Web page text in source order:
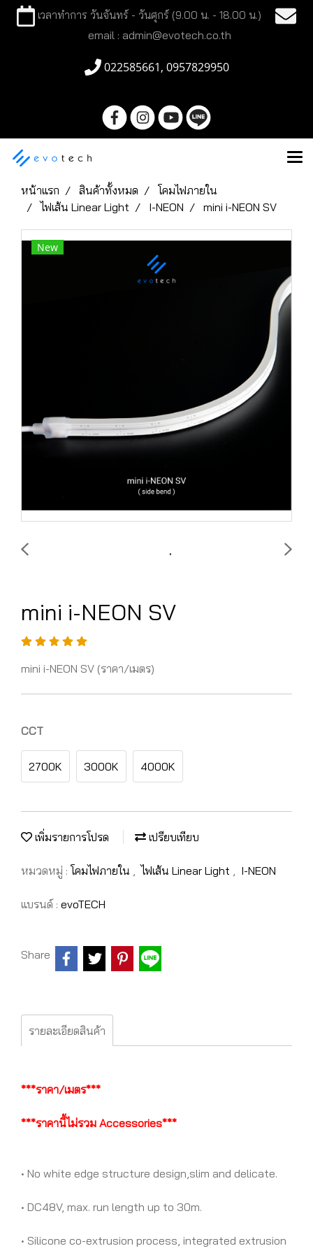
เวลาทำการ วันจันทร์ - วันศุกร์ (9.00 น. - 18.00 น.)
email : admin@evotech.co.th
022585661, 0957829950
หน้าแรก สินค้าทั้งหมด
โคมไฟภายใน
ไฟเส้น Linear Light
I-NEON mini i-NEON SV
New
mini i-NEON SV
mini i-NEON SV (ราคา/เมตร)
CCT
2700K 3000K 4000K
เพิ่มรายการโปรด เปรียบเทียบ
หมวดหมู่ : โคมไฟภายใน , ไฟเส้น Linear Light , I-NEON
แบรนด์ : evoTECH
Share
รายละเอียดสินค้า
***ราคา/เมตร***
***ราคานี้ไม่รวม Accessories***
• No white edge structure design,slim and delicate.
• DC48V, max. run length up to 30m.
• Silicone co-extrusion process, integrated extrusion